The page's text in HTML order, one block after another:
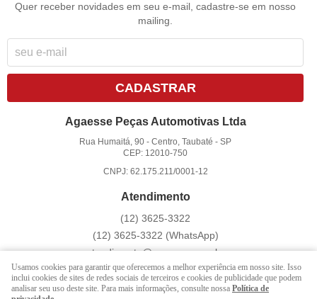
Quer receber novidades em seu e-mail, cadastre-se em nosso
mailing.
CADASTRAR
Agaesse Peças Automotivas Ltda
Rua Humaitá, 90 -Centro, Taubaté -SP
CEP: 12010-750
CNPJ: 62.175.211/0001-12
Atendimento
(12) 3625-3322
(12) 3625-3322 (WhatsApp)
atendimento@agaesse.com.br
LOJA VIRTUAL CRIADA POR
Usamos cookies para garantir que oferecemos a melhor experiência em nosso site. Isso
inclui cookies de sites de redes sociais de terceiros e cookies de publicidade que podem
analisar seu uso deste site. Para mais informações, consulte nossa Política de